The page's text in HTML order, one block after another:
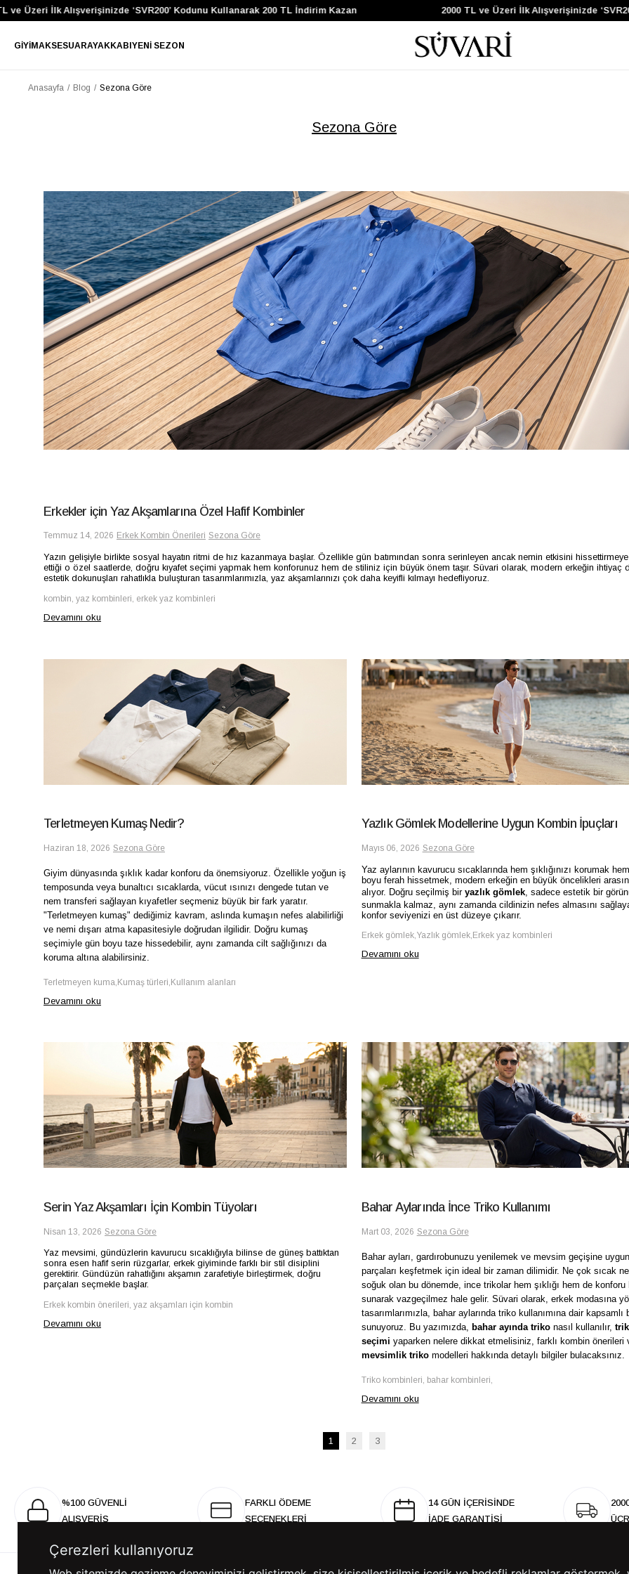
Üzeri İlk Alışverişinizde ‘SVR200’ Kodunu Kullanarak 200 TL İndirim Kazan 2000 TL ve Üzeri İlk Alışverişinizde
GIYIMAKSESUARAYAKKABIYENI SEZON
Anasayfa Blog Sezona Göre
Sezona Göre
Erkekler için Yaz Akşamlarına Özel Hafif Kombinler
Temmuz 14, 2026 Erkek Kombin Önerileri Sezona Göre
Yazın gelişiyle birlikte sosyal hayatın ritmi de hız kazanmaya başlar. Özellikle gün batımından sonra serinleyen ancak nemin etkisini
ettiği o özel saatlerde, doğru kıyafet seçimi yapmak hem konforunuz hem de stiliniz için büyük önem taşır. Süvari olarak, modern erkeğin ihtiyaç
estetik dokunuşları rahatlıkla buluşturan tasarımlarımızla, yaz akşamlarınızı çok daha keyifli kılmayı hedefliyoruz.
kombin, yaz kombinleri, erkek yaz kombinleri
Devamını oku
Terletmeyen Kumaş Nedir?
Haziran 18, 2026 Sezona Göre
Giyim dünyasında şıklık kadar konforu da önemsiyoruz. Özellikle yoğun iş
temposunda veya bunaltıcı sıcaklarda, vücut ısınızı dengede tutan ve
nem transferi sağlayan kıyafetler seçmeniz büyük bir fark yaratır.
"Terletmeyen kumaş" dediğimiz kavram, aslında kumaşın nefes alabilirliği
ve nemi dışarı atma kapasitesiyle doğrudan ilgilidir. Doğru kumaş
seçimiyle gün boyu taze hissedebilir, aynı zamanda cilt sağlığınızı da
koruma altına alabilirsiniz.
Terletmeyen kuma,Kumaş türleri,Kullanım alanları
Devamını oku
Yazlık Gömlek Modellerine Uygun Kombin İpuçları
Mayıs 06, 2026 Sezona Göre
Yaz aylarının kavurucu sıcaklarında hem şıklığınızı korumak
boyu ferah hissetmek, modern erkeğin en büyük öncelikleri
alıyor. Doğru seçilmiş bir yazlık gömlek, sadece estetik bir
sunmakla kalmaz, aynı zamanda cildinizin nefes almasını
konfor seviyenizi en üst düzeye çıkarır.
Erkek gömlek,Yazlık gömlek,Erkek yaz kombinleri
Devamını oku
Serin Yaz Akşamları İçin Kombin Tüyoları
Nisan 13, 2026 Sezona Göre
Yaz mevsimi, gündüzlerin kavurucu sıcaklığıyla bilinse de güneş battıktan
sonra esen hafif serin rüzgarlar, erkek giyiminde farklı bir stil disiplini
gerektirir. Gündüzün rahatlığını akşamın zarafetiyle birleştirmek, doğru
parçaları seçmekle başlar.
Erkek kombin önerileri, yaz akşamları için kombin
Devamını oku
Bahar Aylarında İnce Triko Kullanımı
Mart 03, 2026 Sezona Göre
Bahar ayları, gardırobunuzu yenilemek ve mevsim geçişine uygun
parçaları keşfetmek için ideal bir zaman dilimidir. Ne çok sıcak
soğuk olan bu dönemde, ince trikolar hem şıklığı hem de konforu
sunarak vazgeçilmez hale gelir. Süvari olarak, erkek modasına
tasarımlarımızla, bahar aylarında triko kullanımına dair kapsamlı
sunuyoruz. Bu yazımızda, bahar ayında trikonasıl kullanılır,
seçimi yaparken nelere dikkat etmelisiniz, farklı kombin önerileri
mevsimlik trikomodelleri hakkında detaylı bilgiler bulacaksınız.
Triko kombinleri, bahar kombinleri,
Devamını oku
1 2 3
%100 GÜVENLİ
ALIŞVERİŞ
FARKLI ÖDEME
SEÇENEKLERİ
14 GÜN İÇERİSİNDE
İADE GARANTİSİ
Çerezleri kullanıyoruz